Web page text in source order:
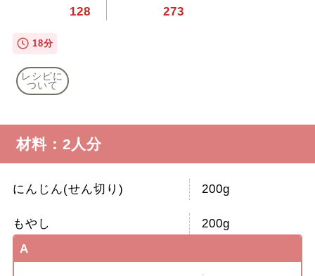
128
273
18分
レシピに
ついて
材料：2人分
にんじん(せん切り) 200g
もやし
200g
A